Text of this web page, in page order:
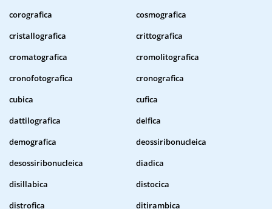
corografica
cosmografica
cristallografica
crittografica
cromatografica
cromolitografica
cronofotografica
cronografica
cubica
cufica
dattilografica
delfica
demografica
deossiribonucleica
desossiribonucleica
diadica
disillabica
distocica
distrofica
ditirambica